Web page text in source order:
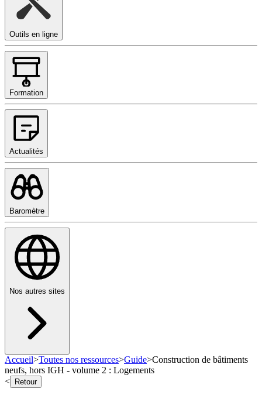
Outils en ligne
Formation
Actualités
Baromètre
Nos autres sites
Accueil>Toutes nos ressources>Guide>Construction de bâtiments
neufs, hors IGH - volume 2 : Logements
<
Retour